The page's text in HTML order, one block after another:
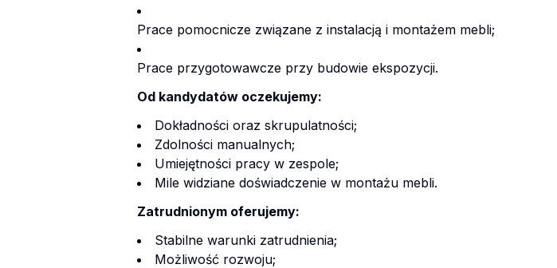
Prace pomocnicze związane z instalacją i montażem mebli;
Prace przygotowawcze przy budowie ekspozycji.
Od kandydatów oczekujemy:
Dokładności oraz skrupulatności;
Zdolności manualnych;
Umiejętności pracy w zespole;
Mile widziane doświadczenie w montażu mebli.
Zatrudnionym oferujemy:
Stabilne warunki zatrudnienia;
Możliwość rozwoju;